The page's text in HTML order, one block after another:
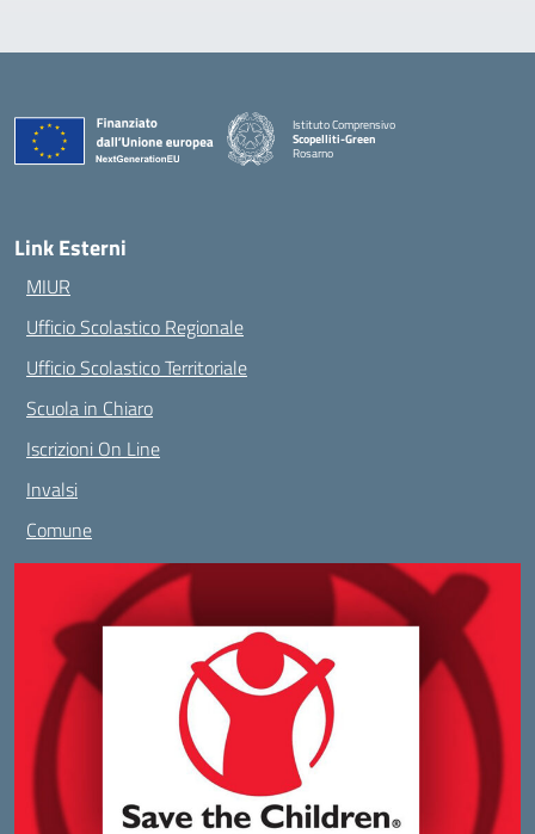
Istituto Comprensivo
Scopelliti-Green
Rosarno
Link Esterni
MIUR
Ufficio Scolastico Regionale
Ufficio Scolastico Territoriale
Scuola in Chiaro
Iscrizioni On Line
Invalsi
Comune